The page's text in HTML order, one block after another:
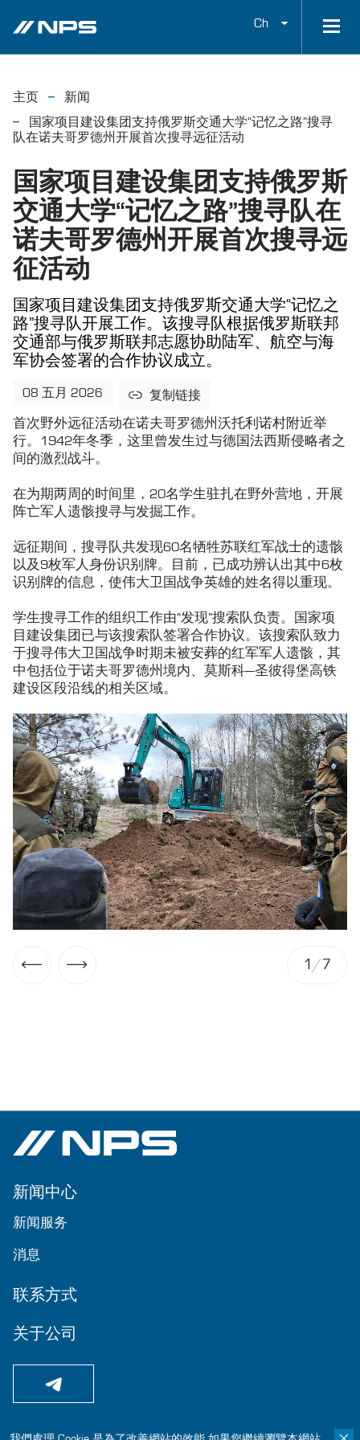
Ch
主页
新闻
国家项目建设集团支持俄罗斯交通大学“记忆之路”搜寻
队在诺夫哥罗德州开展首次搜寻远征活动
国家项目建设集团支持俄罗斯
交通大学“记忆之路”搜寻队在
诺夫哥罗德州开展首次搜寻远
征活动
国家项目建设集团支持俄罗斯交通大学“记忆之
路”搜寻队开展工作。该搜寻队根据俄罗斯联邦
交通部与俄罗斯联邦志愿协助陆军、航空与海
军协会签署的合作协议成立。
08 五月 2026 复制链接
1/7
首次野外远征活动在诺夫哥罗德州沃托利诺村附近举
行。1942年冬季，这里曾发生过与德国法西斯侵略者之
间的激烈战斗。
在为期两周的时间里，20名学生驻扎在野外营地，开展
阵亡军人遗骸搜寻与发掘工作。
远征期间，搜寻队共发现60名牺牲苏联红军战士的遗骸
以及9枚军人身份识别牌。目前，已成功辨认出其中6枚
识别牌的信息，使伟大卫国战争英雄的姓名得以重现。
学生搜寻工作的组织工作由“发现”搜索队负责。国家项
目建设集团已与该搜索队签署合作协议。该搜索队致力
于搜寻伟大卫国战争时期未被安葬的红军军人遗骸，其
中包括位于诺夫哥罗德州境内、莫斯科—圣彼得堡高铁
建设区段沿线的相关区域。
新闻中心
新闻服务
消息
联系方式
关于公司